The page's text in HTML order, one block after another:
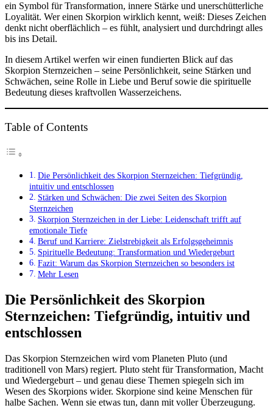
ein Symbol für Transformation, innere Stärke und unerschütterliche
Loyalität. Wer einen Skorpion wirklich kennt, weiß: Dieses Zeichen
denkt nicht oberflächlich – es fühlt, analysiert und durchdringt alles
bis ins Detail.
In diesem Artikel werfen wir einen fundierten Blick auf das
Skorpion Sternzeichen – seine Persönlichkeit, seine Stärken und
Schwächen, seine Rolle in Liebe und Beruf sowie die spirituelle
Bedeutung dieses kraftvollen Wasserzeichens.
Table of Contents
Die Persönlichkeit des Skorpion Sternzeichen: Tiefgründig,
intuitiv und entschlossen
Stärken und Schwächen: Die zwei Seiten des Skorpion
Sternzeichen
Skorpion Sternzeichen in der Liebe: Leidenschaft trifft auf
emotionale Tiefe
Beruf und Karriere: Zielstrebigkeit als Erfolgsgeheimnis
Spirituelle Bedeutung: Transformation und Wiedergeburt
Fazit: Warum das Skorpion Sternzeichen so besonders ist
Mehr Lesen
Die Persönlichkeit des Skorpion
Sternzeichen: Tiefgründig, intuitiv und
entschlossen
Das Skorpion Sternzeichen wird vom Planeten Pluto (und
traditionell von Mars) regiert. Pluto steht für Transformation, Macht
und Wiedergeburt – und genau diese Themen spiegeln sich im
Wesen des Skorpions wider. Skorpione sind keine Menschen für
halbe Sachen. Wenn sie etwas tun, dann mit voller Überzeugung.